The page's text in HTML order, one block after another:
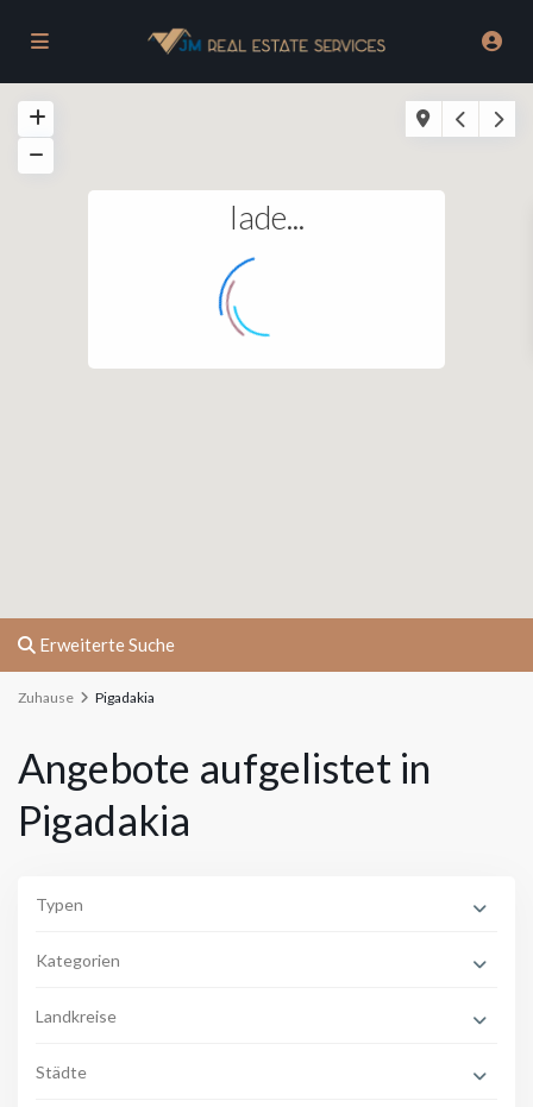
lade...
Erweiterte Suche
Zuhause Pigadakia
Angebote aufgelistet in
Pigadakia
Typen
Kategorien
Landkreise
Städte